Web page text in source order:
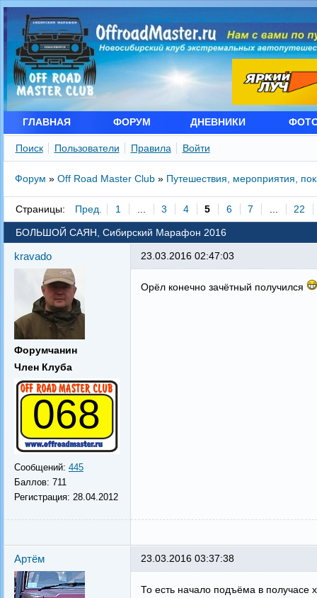
ГЛАВНАЯ ФОРУМ ДНЕВНИКИ
Поиск Пользователи Правила Войти
Форум » Off Road Master Club » Путешествия, мероприятия,
Страницы: Пред. 1 3 4 5 6 7 22
БОЛЬШОЙ САЯН, Сибирский Марафон 2016
kravado
Форумчанин
Член Клуба
068
Сообщений: 445
Баллов: 711
Регистрация: 28.04.2012
23.03.2016 02:47:03
Орёл конечно зачётный получился
Артём 23.03.2016 03:37:38
То есть начало подъёма в получасе